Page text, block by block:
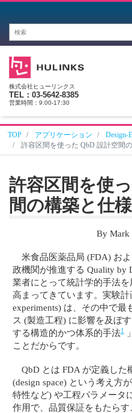
株式会社ヒューリンクス
TEL：03-5642-8385
営業時間：9:00-17:30
TOP アプリケーション
Design-
許容区間を使った QbD 設計空間
許容区間を使
間の構築と仕
By Mark
米食品医薬品局 (FDA) お
政機関が推進する Quality by
業者にとって統計学的手法
高まってきています。実験計
experiments) は、その中で
ス (製造工程) に影響を及ぼ
する構造的かつ体系的手法1
ことだからです。
QbD とは FDA が定義した
(design space) という考え方
特性など) や工程パラメータ
作用で、品質保証をもたら